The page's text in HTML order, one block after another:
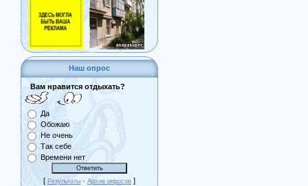
Наш опрос
Вам нравится отдыхать?
Да
Обожаю
Не очень
Так себе
Времени нет
[ Результаты · Архив опросов ]